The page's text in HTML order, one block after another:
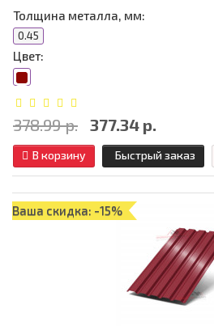
Толщина металла, мм:
0.45
Цвет:
378.99 р. 377.34 р.
В корзину Быстрый заказ
Ваша скидка: -15%